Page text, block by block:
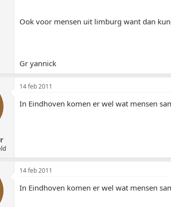
Ook voor mensen uit limburg want dan
Gr yannick
14 feb 2011
In Eindhoven komen er wel wat mensen
14 feb 2011
In Eindhoven komen er wel wat mensen